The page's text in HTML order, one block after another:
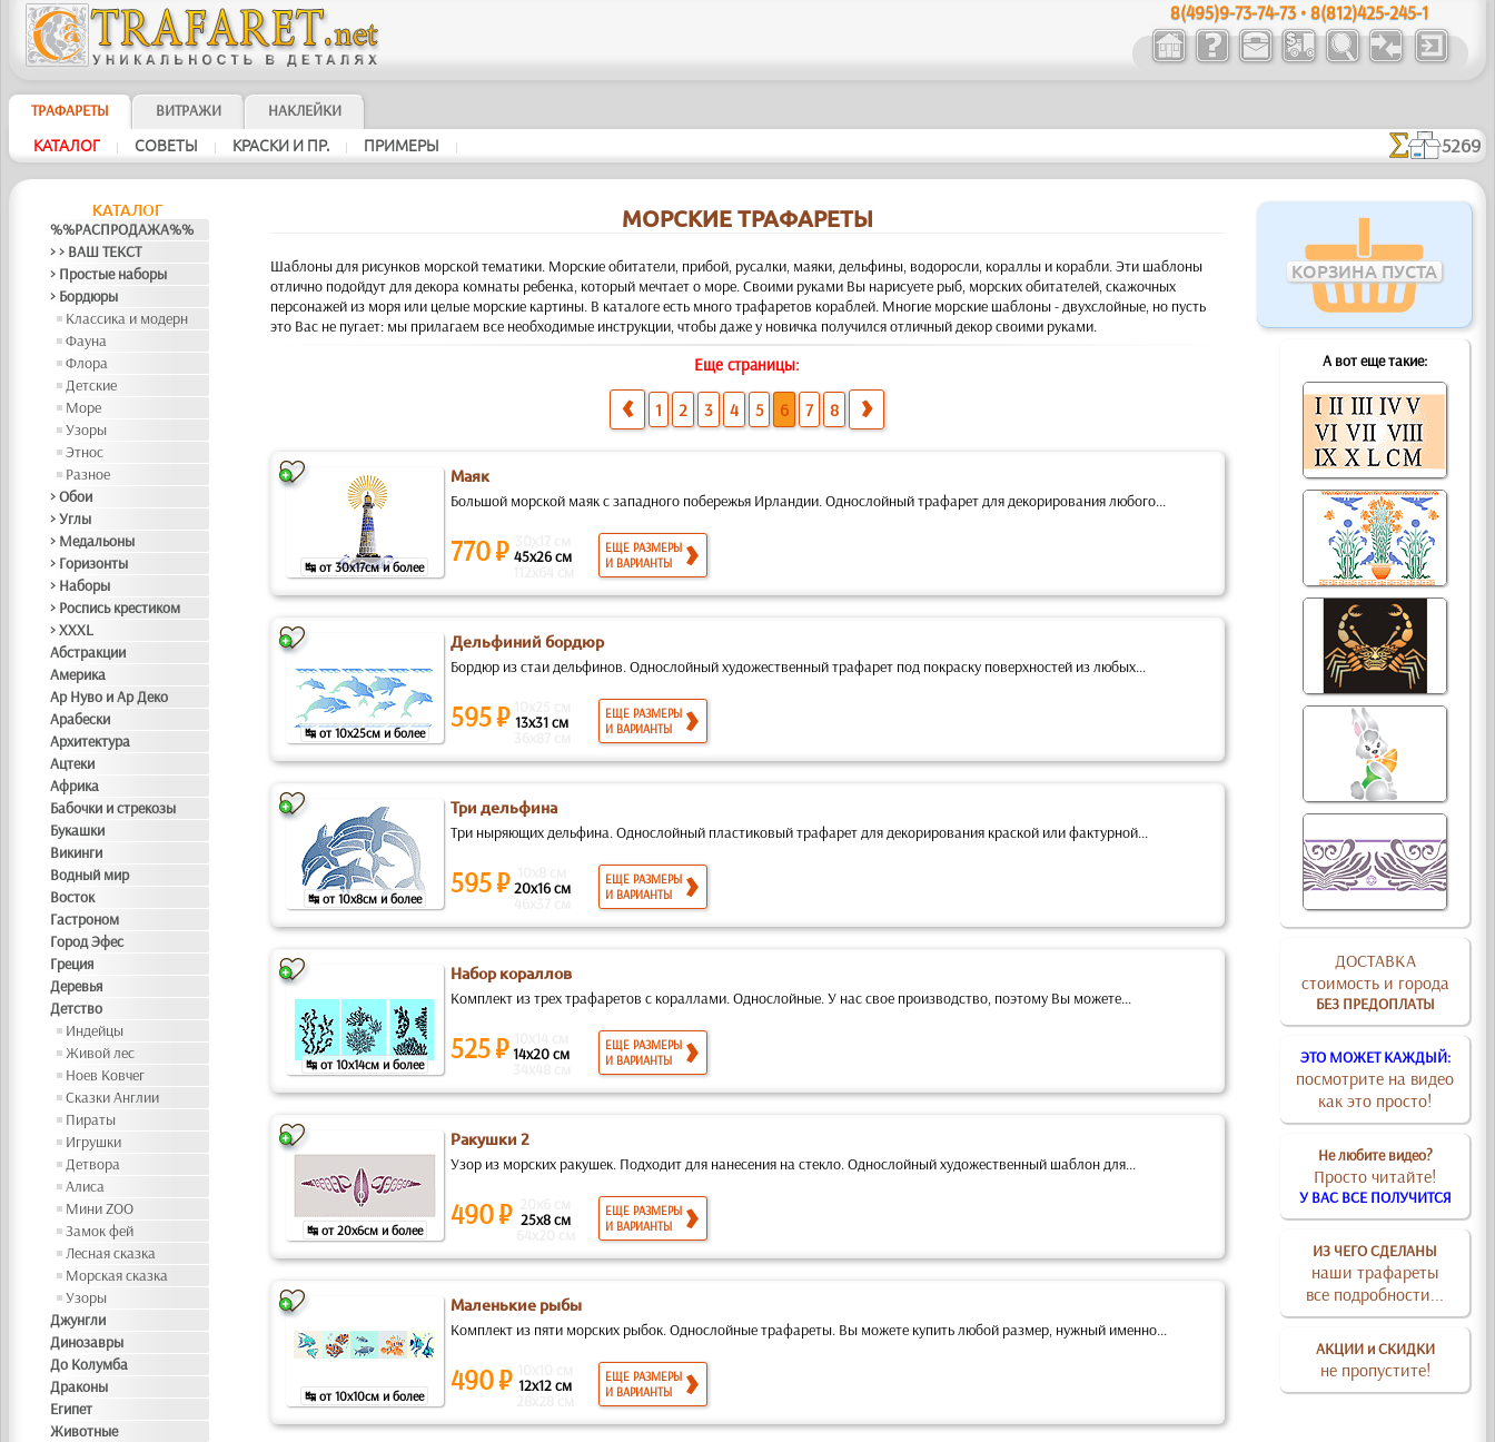
8(495)9-73-74-73 • 8(812)425-245-1
ТРАФАРЕТЫ ВИТРАЖИ НАКЛЕЙКИ
КАТАЛОГ | СОВЕТЫ | КРАСКИ И ПР. | ПРИМЕРЫ | 5269
КАТАЛОГ
%%РАСПРОДАЖА%%
> > ВАШ ТЕКСТ
> Простые наборы
> Бордюры
Классика и модерн
Фауна
Флора
Детские
Море
Узоры
Этнос
Разное
> Обои
> Углы
> Медальоны
> Горизонты
> Наборы
> Роспись крестиком
> XXXL
Абстракции
Америка
Ар Нуво и Ар Деко
Арабески
Архитектура
Ацтеки
Африка
Бабочки и стрекозы
Букашки
Викинги
Водный мир
Восток
Гастроном
Город Эфес
Греция
Деревья
Детство
Индейцы
Живой лес
Ноев Ковчег
Сказки Англии
Пираты
Игрушки
Детвора
Алиса
Мини ZOO
Замок фей
Лесная сказка
Морская сказка
Узоры
Джунгли
Динозавры
До Колумба
Драконы
Египет
Животные
КОРЗИНА ПУСТА
А вот еще такие:
ДОСТАВКА
стоимость и города
БЕЗ ПРЕДОПЛАТЫ
ЭТО МОЖЕТ КАЖДЫЙ:
посмотрите на видео
как это просто!
Не любите видео?
Просто читайте!
У ВАС ВСЕ ПОЛУЧИТСЯ
ИЗ ЧЕГО СДЕЛАНЫ
наши трафареты
все подробности...
АКЦИИ и СКИДКИ
не пропустите!
МОРСКИЕ ТРАФАРЕТЫ
Шаблоны для рисунков морской тематики. Морские обитатели, прибой, русалки, маяки, дельфины, водоросли, кораллы и корабли.Эти шаблоны
отлично подойдут для декора комнаты ребенка, который мечтает о море. Своими руками Вы нарисуете рыб, морских обитателей, скажочных
персонажей из моря или целые морские картины. В каталоге есть много трафаретов кораблей. Многие морские шаблоны - двухслойные, но пусть
это Вас не пугает: мы прилагаем все необходимые инструкции, чтобы даже у новичка получился отличный декор своими руками.
Еще страницы:
1 2 3 4 5 6 7 8
↹ от 30x17см и более
Маяк
Большой морской маяк с западного побережья Ирландии. Однослойный трафарет для декорирования любого...
770 ₽ 45x26 см
ЕЩЕ РАЗМЕРЫ
И ВАРИАНТЫ
↹ от 10x25см и более
Дельфиний бордюр
Бордюр из стаи дельфинов. Однослойный художественный трафарет под покраску поверхностей из любых...
595 ₽ 13x31 см
ЕЩЕ РАЗМЕРЫ
И ВАРИАНТЫ
↹ от 10x8см и более
Три дельфина
Три ныряющих дельфина. Однослойный пластиковый трафарет для декорирования краской или фактурной...
595 ₽20x16 см
ЕЩЕ РАЗМЕРЫ
И ВАРИАНТЫ
↹ от 10x14см и более
Набор кораллов
Комплект из трех трафаретов с кораллами. Однослойные. У нас свое производство, поэтому Вы можете...
525 ₽14x20 см
ЕЩЕ РАЗМЕРЫ
И ВАРИАНТЫ
↹ от 20x6см и более
Ракушки 2
Узор из морских ракушек. Подходит для нанесения на стекло. Однослойный художественный шаблон для...
490 ₽ 25x8 см
ЕЩЕ РАЗМЕРЫ
И ВАРИАНТЫ
↹ от 10x10см и более
Маленькие рыбы
Комплект из пяти морских рыбок. Однослойные трафареты. Вы можете купить любой размер, нужный именно...
490 ₽ 12x12 см
ЕЩЕ РАЗМЕРЫ
И ВАРИАНТЫ